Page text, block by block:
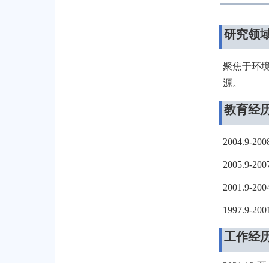
研究领
聚焦于环
源。
教育经
2004.9-
2005.9-
2001.9-
1997.9-
工作经